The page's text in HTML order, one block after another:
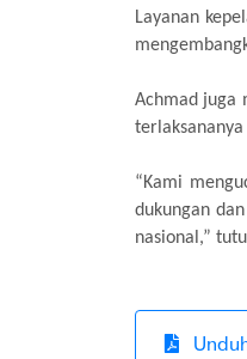
Layanan
Achmad juga
“Kami
dukungan
nasional,”